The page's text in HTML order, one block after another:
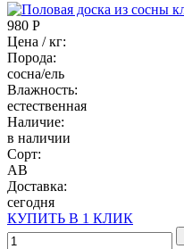
980 Р
Цена / кг:
Порода:
сосна/ель
Влажность:
естественная
Наличие:
в наличии
Сорт:
АВ
Доставка:
сегодня
КУПИТЬ В 1 КЛИК